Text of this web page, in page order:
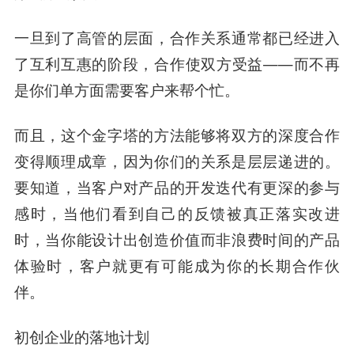
一旦到了高管的层面，合作关系通常都已经进入
了互利互惠的阶段，合作使双方受益——而不再
是你们单方面需要客户来帮个忙。
而且，这个金字塔的方法能够将双方的深度合作
变得顺理成章，因为你们的关系是层层递进的。
要知道，当客户对产品的开发迭代有更深的参与
感时，当他们看到自己的反馈被真正落实改进
时，当你能设计出创造价值而非浪费时间的产品
体验时，客户就更有可能成为你的长期合作伙
伴。
初创企业的落地计划